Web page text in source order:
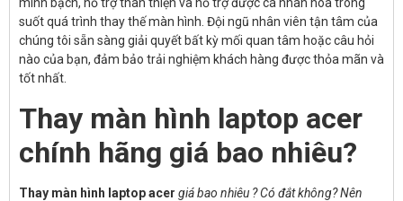
suốt quá trình thay thế màn hình. Đội ngũ nhân viên tận tâm của
chúng tôi sẵn sàng giải quyết bất kỳ mối quan tâm hoặc câu hỏi
nào của bạn, đảm bảo trải nghiệm khách hàng được thỏa mãn và
tốt nhất.
Thay màn hình laptop acer
chính hãng giá bao nhiêu?
Thay màn hình laptop acer giá bao nhiêu ? Có đắt không? Nên